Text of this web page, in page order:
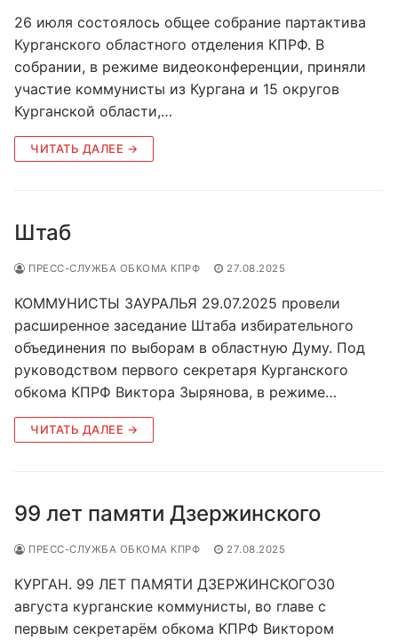
26 июля состоялось общее собрание партактива
Курганского областного отделения КПРФ. В
собрании, в режиме видеоконференции, приняли
участие коммунисты из Кургана и 15 округов
Курганской области,…
ЧИТАТЬ ДАЛЕЕ →
Штаб
ПРЕСС-СЛУЖБА ОБКОМА КПРФ 27.08.2025
КОММУНИСТЫ ЗАУРАЛЬЯ 29.07.2025 провели
расширенное заседание Штаба избирательного
объединения по выборам в областную Думу. Под
руководством первого секретаря Курганского
обкома КПРФ Виктора Зырянова, в режиме…
ЧИТАТЬ ДАЛЕЕ →
99 лет памяти Дзержинского
ПРЕСС-СЛУЖБА ОБКОМА КПРФ 27.08.2025
КУРГАН. 99 ЛЕТ ПАМЯТИ ДЗЕРЖИНСКОГО30
августа курганские коммунисты, во главе с
первым секретарём обкома КПРФ Виктором